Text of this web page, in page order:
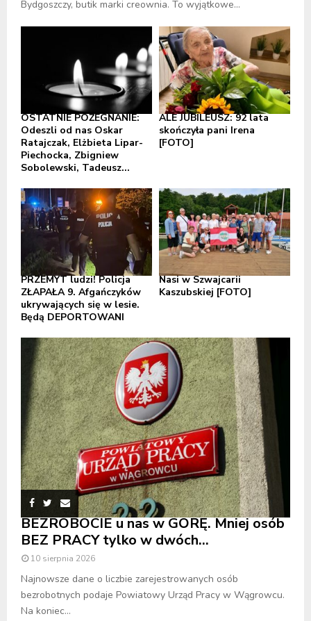
Bydgoszczy, butik marki creownia. To wyjątkowe...
OSTATNIE POŻEGNANIE:
Odeszli od nas Oskar
Ratajczak, Elżbieta Lipar-
Piechocka, Zbigniew
Sobolewski, Tadeusz...
ALE JUBILEUSZ: 92 lata
skończyła pani Irena
[FOTO]
PRZEMYT ludzi! Policja
ZŁAPAŁA 9. Afgańczyków
ukrywających się w lesie.
Będą DEPORTOWANI
Nasi w Szwajcarii
Kaszubskiej [FOTO]
BEZROBOCIE u nas w GÓRĘ. Mniej osób
BEZ PRACY tylko w dwóch...
10 sierpnia 2026
Najnowsze dane o liczbie zarejestrowanych osób
bezrobotnych podaje Powiatowy Urząd Pracy w Wągrowcu.
Na koniec...